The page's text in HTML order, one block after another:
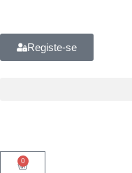
Registe-se
0